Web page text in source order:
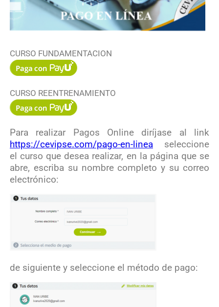
CURSO FUNDAMENTACION
CURSO REENTRENAMIENTO
Para realizar Pagos Online diríjase al link
https://cevipse.com/pago-en-linea seleccione
el curso que desea realizar, en la página que se
abre, escriba su nombre completo y su correo
electrónico:
de siguiente y seleccione el método de pago: